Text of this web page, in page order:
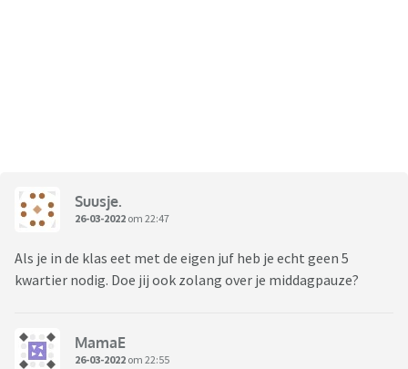
Suusje.
26-03-2022 om 22:47
Als je in de klas eet met de eigen juf heb je echt geen 5
kwartier nodig. Doe jij ook zolang over je middagpauze?
MamaE
26-03-2022 om 22:55